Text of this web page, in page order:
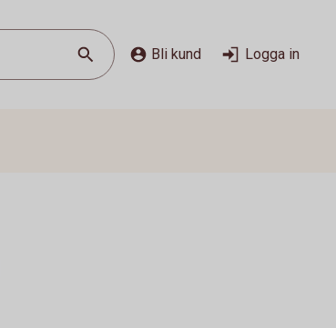
Bli kund Logga in